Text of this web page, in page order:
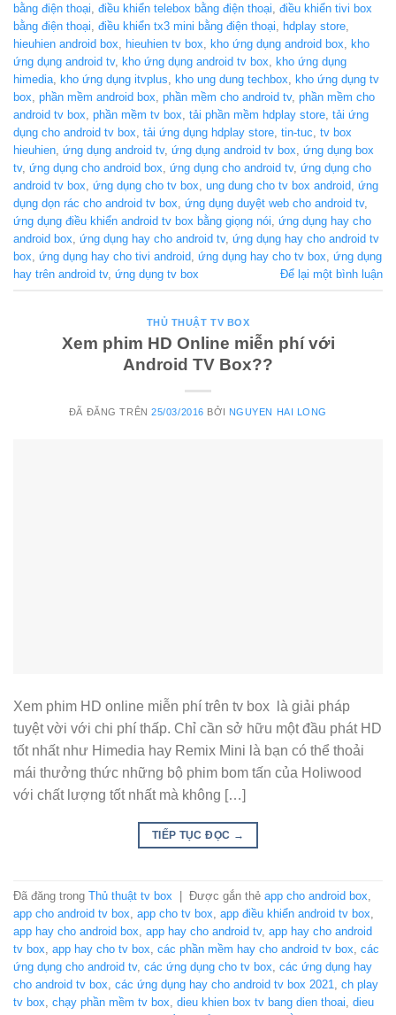
bằng điện thoại điều khiển telebox bằng điện thoại điều khiển tivi box
bằng điện thoại điều khiển tx3 mini bằng điện thoại hdplay store
hieuhien android box
hieuhien tv box kho ứng dụng android box kho
ứng dụng android tv, kho ứng dụng android tv box kho ứng dụng
himedia kho ứng dụng itvplus kho ung dung techbox kho ứng dụng tv
box phần mềm android box phần mềm cho android tv, phần mềm cho
android tv box phần mềm tv box tải phần mềm hdplay store tải ứng
dụng cho android tv box tải ứng dụng hdplay store tin-tuc tv box
hieuhien ứng dụng android tv, ứng dụng android tv box ứng dụng box
tv, ứng dụng cho android box ứng dụng cho android tv, ứng dụng cho
android tv box ứng dụng cho tv box ung dung cho tv box android ứng
dụng dọn rác cho android tv box ứng dụng duyệt web cho android tv,
ứng dụng điều khiển android tv box bằng giọng nói ứng dụng hay cho
android box ứng dụng hay cho android tv, ứng dụng hay cho android tv
box ứng dụng hay cho tivi android ứng dụng hay cho tv box ứng dụng
hay trên android tv, ứng dụng tv box Để lại một bình luận
THỦ THUẬT TV BOX
Xem phim HD Online miễn phí với
Android TV Box??
ĐÃ ĐĂNG TRÊN25/03/2016 BỞI NGUYEN HAI LONG
Xem phim HD online miễn phí trên tv box là giải pháp
tuyệt vời với chi phí thấp. Chỉ cần sở hữu một đầu phát HD
tốt nhất như Himedia hay Remix Mini là bạn có thể thoải
mái thưởng thức những bộ phim bom tấn của Holiwood
với chất lượng tốt nhất mà không […]
TIẾP TỤC ĐỌC →
Đã đăng trong Thủ thuật tv box | Được gắn thẻ app cho android box
app cho android tv box app cho tv box app điều khiển android tv box
app hay cho android box app hay cho android tv, app hay cho android
tv box app hay cho tv box các phần mềm hay cho android tv box các
ứng dụng cho android tv, các ứng dụng cho tv box các ứng dụng hay
cho android tv box các ứng dụng hay cho android tv box 2021
ch play
tv box chạy phần mềm tv box dieu khien box tv bang dien thoai dieu